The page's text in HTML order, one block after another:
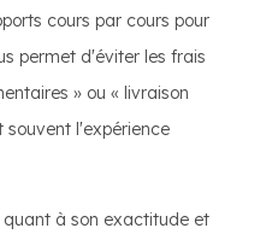
cours par cours pour
permet d'éviter les frais
» ou « livraison
souvent l'expérience
à son exactitude et